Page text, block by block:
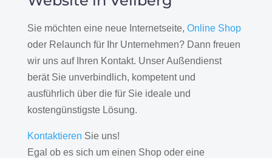
Sie möchten eine neue Internetseite, Online Shop
oder Relaunch für Ihr Unternehmen? Dann freuen
wir uns auf Ihren Kontakt. Unser Außendienst
berät Sie unverbindlich, kompetent und
ausführlich über die für Sie ideale und
kostengünstigste Lösung.
Kontaktieren Sie uns!
Egal ob es sich um einen Shop oder eine